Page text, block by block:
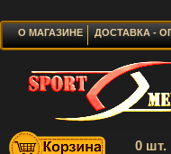
О МАГАЗИНЕ ДОСТАВКА -
0 шт.